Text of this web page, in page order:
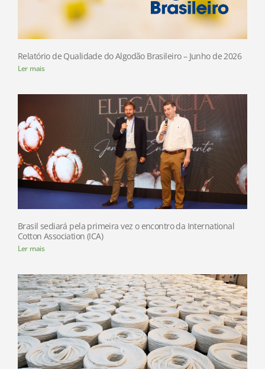
Relatório de Qualidade do Algodão Brasileiro – Junho de 2026
Ler mais
Brasil sediará pela primeira vez o encontro da International
Cotton Association (ICA)
Ler mais